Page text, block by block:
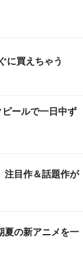
に買えちゃう
ールで一日中ず
注目作＆話題作が
夏の新アニメを一